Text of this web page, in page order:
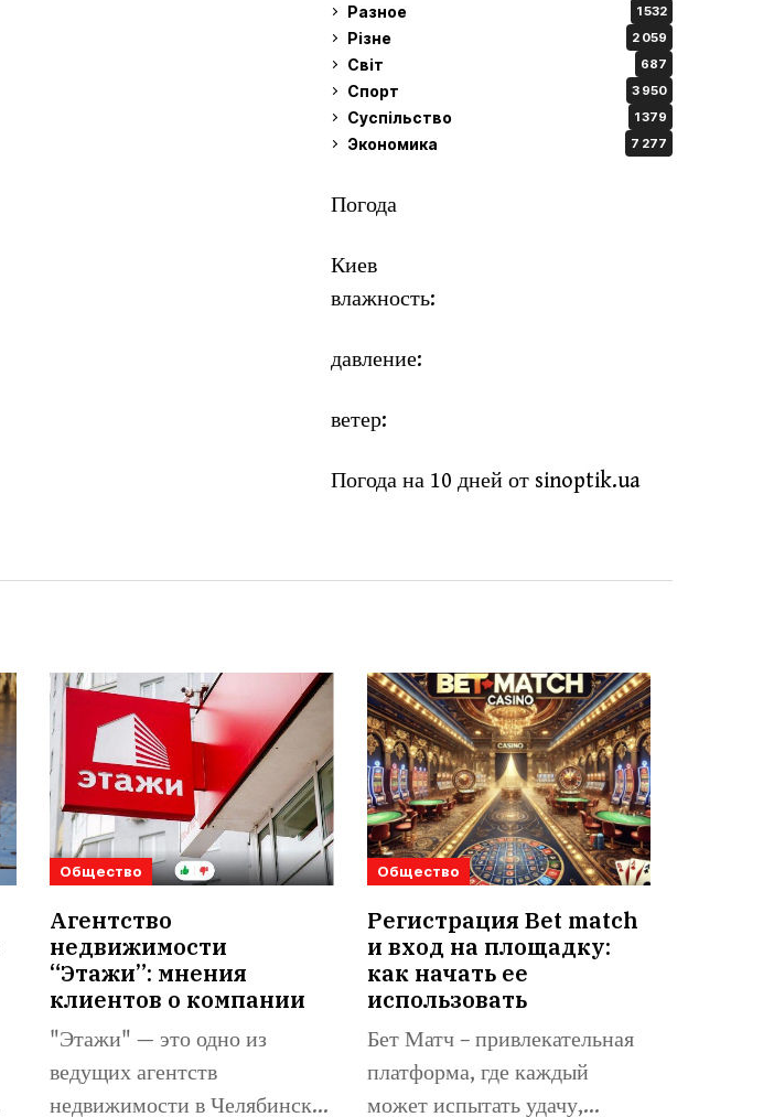
Разное 1 532
Різне 2 059
Світ 687
Спорт 3 950
Суспільство 1 379
Экономика 7 277
Погода
Киев
влажность:
давление:
ветер:
Погода на 10 дней от sinoptik.ua
Общество
Агентство
недвижимости
“Этажи”: мнения
клиентов о компании
"Этажи" — это одно из
ведущих агентств
недвижимости в Челябинске,
Общество
Регистрация Bet match
и вход на площадку:
как начать ее
использовать
Бет Матч – привлекательная
платформа, где каждый
может испытать удачу,